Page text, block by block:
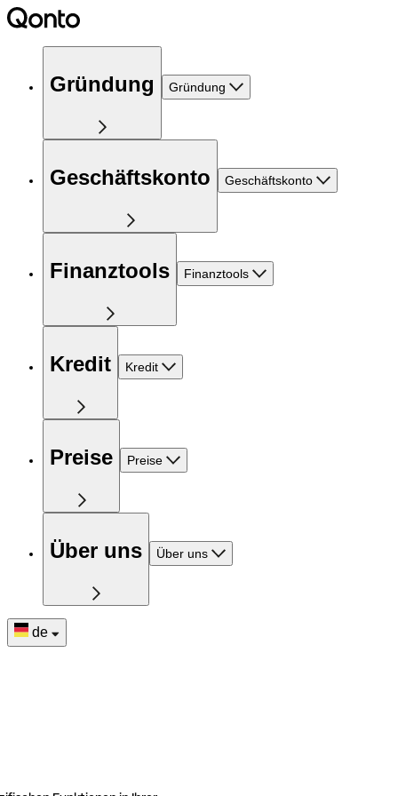
Gründung Gründung
Geschäftskonto Geschäftskonto
Finanztools Finanztools
Kredit Kredit
Preise Preise
Über uns Über uns
de